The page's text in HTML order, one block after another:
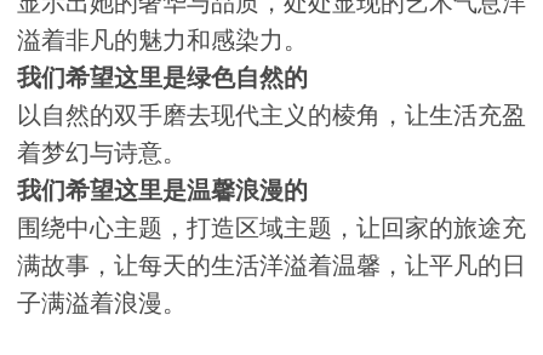
溢着非凡的魅力和感染力。
我们希望这里是绿色自然的
以自然的双手磨去现代主义的棱角，让生活充盈
着梦幻与诗意。
我们希望这里是温馨浪漫的
围绕中心主题，打造区域主题，让回家的旅途充
满故事，让每天的生活洋溢着温馨，让平凡的日
子满溢着浪漫。